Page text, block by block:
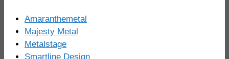
Amaranthemetal
Majesty Metal
Metalstage
Smartline Design